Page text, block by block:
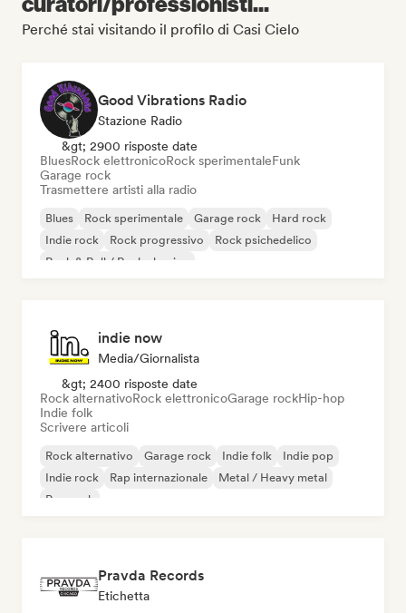
Perché stai visitando il profilo di Casi Cielo
Good Vibrations Radio
Stazione Radio
&gt; 2900 risposte date
BluesRock elettronicoRock sperimentaleFunk
Garage rock
Trasmettere artisti alla radio
Blues Rock sperimentale Garage rock
Hard rock
Indie rock
Rock progressivo
Rock psichedelico
Rock & Roll / Rock classico
indie now
Media/Giornalista
&gt; 2400 risposte date
Rock alternativoRock elettronicoGarage rockHip-hop
Indie folk
Scrivere articoli
Rock alternativo Garage rock Indie folk
Indie pop
Indie rock
Rap internazionale
Metal / Heavy metal
Pop rock
Pravda Records
Etichetta